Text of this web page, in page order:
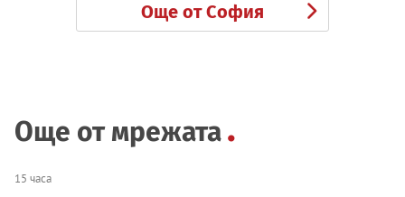
Още от София
Още от мрежата
15 часа